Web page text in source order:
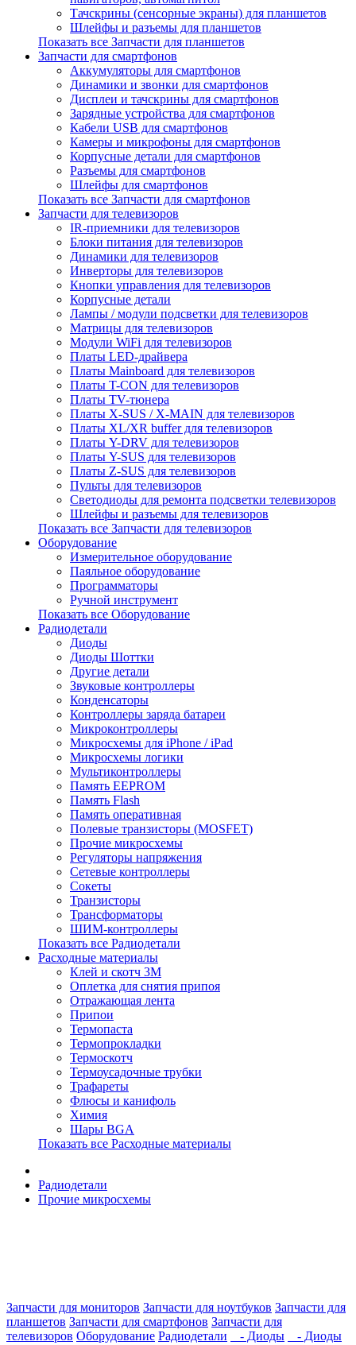
Тачскрины (сенсорные экраны) для планшетов
Шлейфы и разъемы для планшетов
Показать все Запчасти для планшетов
Запчасти для смартфонов
Аккумуляторы для смартфонов
Динамики и звонки для смартфонов
Дисплеи и тачскрины для смартфонов
Зарядные устройства для смартфонов
Кабели USB для смартфонов
Камеры и микрофоны для смартфонов
Корпусные детали для смартфонов
Разъемы для смартфонов
Шлейфы для смартфонов
Показать все Запчасти для смартфонов
Запчасти для телевизоров
IR-приемники для телевизоров
Блоки питания для телевизоров
Динамики для телевизоров
Инверторы для телевизоров
Кнопки управления для телевизоров
Корпусные детали
Лампы / модули подсветки для телевизоров
Матрицы для телевизоров
Модули WiFi для телевизоров
Платы LED-драйвера
Платы Mainboard для телевизоров
Платы T-CON для телевизоров
Платы TV-тюнера
Платы X-SUS / X-MAIN для телевизоров
Платы XL/XR buffer для телевизоров
Платы Y-DRV для телевизоров
Платы Y-SUS для телевизоров
Платы Z-SUS для телевизоров
Пульты для телевизоров
Светодиоды для ремонта подсветки телевизоров
Шлейфы и разъемы для телевизоров
Показать все Запчасти для телевизоров
Оборудование
Измерительное оборудование
Паяльное оборудование
Программаторы
Ручной инструмент
Показать все Оборудование
Радиодетали
Диоды
Диоды Шоттки
Другие детали
Звуковые контроллеры
Конденсаторы
Контроллеры заряда батареи
Микроконтроллеры
Микросхемы для iPhone / iPad
Микросхемы логики
Мультиконтроллеры
Память EEPROM
Память Flash
Память оперативная
Полевые транзисторы (MOSFET)
Прочие микросхемы
Регуляторы напряжения
Сетевые контроллеры
Сокеты
Транзисторы
Трансформаторы
ШИМ-контроллеры
Показать все Радиодетали
Расходные материалы
Клей и скотч 3M
Оплетка для снятия припоя
Отражающая лента
Припои
Термопаста
Термопрокладки
Термоскотч
Термоусадочные трубки
Трафареты
Флюсы и канифоль
Химия
Шары BGA
Показать все Расходные материалы
Радиодетали
Прочие микросхемы
Запчасти для мониторов Запчасти для ноутбуков Запчасти для
планшетов Запчасти для смартфонов Запчасти для
телевизоров Оборудование Радиодетали - Диоды
- Диоды